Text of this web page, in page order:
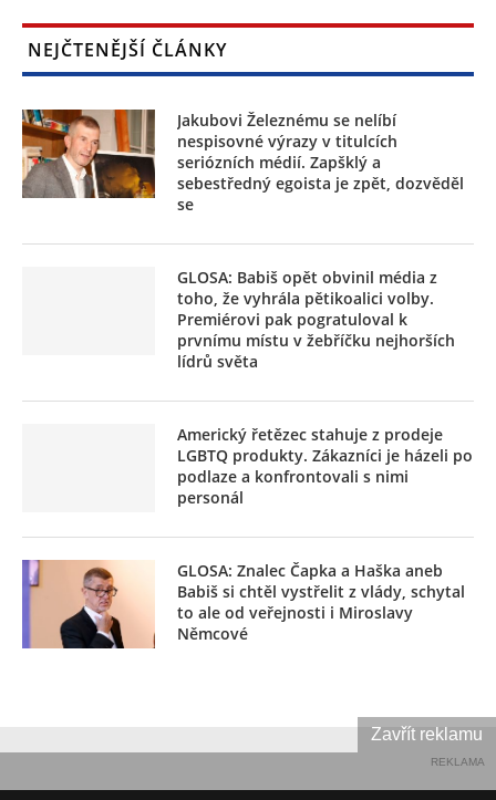
NEJČTENĚJŠÍ ČLÁNKY
Jakubovi Železnému se nelíbí
nespisovné výrazy v titulcích
seriózních médií. Zapšklý a
sebestředný egoista je zpět, dozvěděl
se
GLOSA: Babiš opět obvinil média z
toho, že vyhrála pětikoalici volby.
Premiérovi pak pogratuloval k
prvnímu místu v žebříčku nejhorších
lídrů světa
Americký řetězec stahuje z prodeje
LGBTQ produkty. Zákazníci je házeli po
podlaze a konfrontovali s nimi
personál
GLOSA: Znalec Čapka a Haška aneb
Babiš si chtěl vystřelit z vlády, schytal
to ale od veřejnosti i Miroslavy
Němcové
REKLAMA
Zavřít reklamu